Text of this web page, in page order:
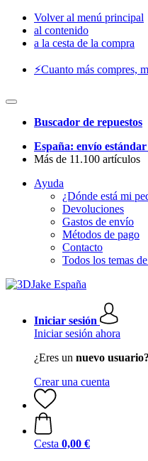
Volver al menú principal
al contenido
a la cesta de la compra
⚡️Cuanto más compres,
Buscador de repuestos
España: envío
Más de 11.100 artículos
Ayuda
¿Dónde está mi
Devoluciones
Gastos de envío
Métodos de pago
Contacto
Todos los temas
Iniciar sesión
Iniciar sesión ahora
¿Eres un nuevo usuario?
Crear una cuenta
Cesta 0,00 €